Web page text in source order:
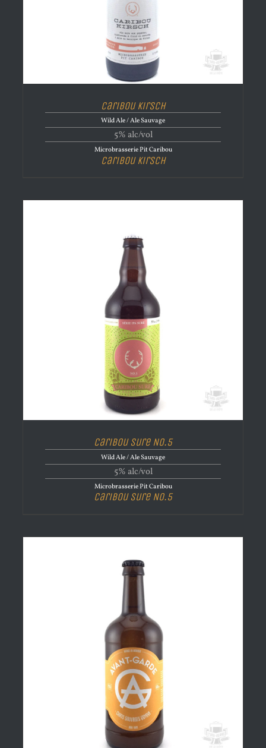
Caribou Kirsch
Wild Ale / Ale Sauvage
5% alc/vol
Microbrasserie Pit Caribou
Caribou Kirsch
Caribou Sure No.5
Wild Ale / Ale Sauvage
5% alc/vol
Microbrasserie Pit Caribou
Caribou Sure No.5